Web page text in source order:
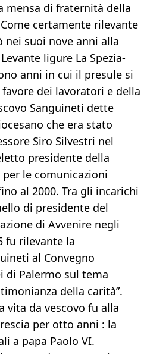
mensa di fraternità della
certamente rilevante
nei suoi nove anni alla
ligure La Spezia-
anni in cui il presule si
dei lavoratori e della
Sanguineti dette
che era stato
Siro Silvestri nel
presidente della
le comunicazioni
al 2000. Tra gli incarichi
di presidente del
di Avvenire negli
fu rilevante la
al Convegno
di Palermo sul tema
della carità”.
vita da vescovo fu alla
per otto anni : la
a papa Paolo VI.